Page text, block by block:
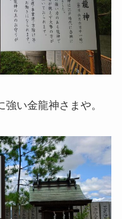
い金龍神さまや。